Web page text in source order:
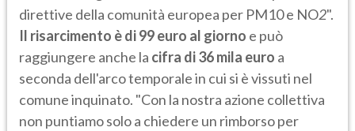
direttive della comunità europea per PM10 e NO2".
Il risarcimento è di 99 euro al giorno e può
raggiungere anche la cifra di 36 mila euro a
seconda dell'arco temporale in cui si è vissuti nel
comune inquinato. "Con la nostra azione collettiva
non puntiamo solo a chiedere un rimborso per